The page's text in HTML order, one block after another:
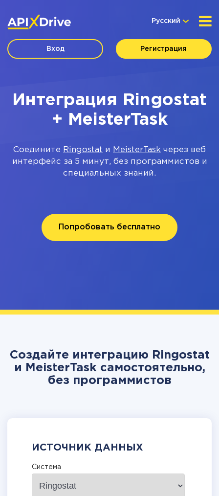
Русский
Вход Регистрация
Интеграция Ringostat
+ MeisterTask
Соедините Ringostat и MeisterTask через веб
интерфейс за 5 минут, без программистов и
специальных знаний.
Попробовать бесплатно
Создайте интеграцию Ringostat
и MeisterTask самостоятельно,
без программистов
ИСТОЧНИК ДАННЫХ
Система